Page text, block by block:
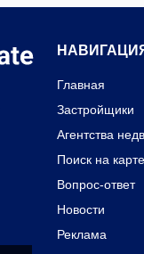
Главная
Застройщики
Агентства
Поиск на карте
Вопрос-ответ
Новости
Реклама